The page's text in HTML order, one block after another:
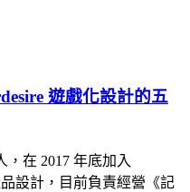
遊戲化設計的五
，在 2017 年底加入
設計，目前負責經營《記